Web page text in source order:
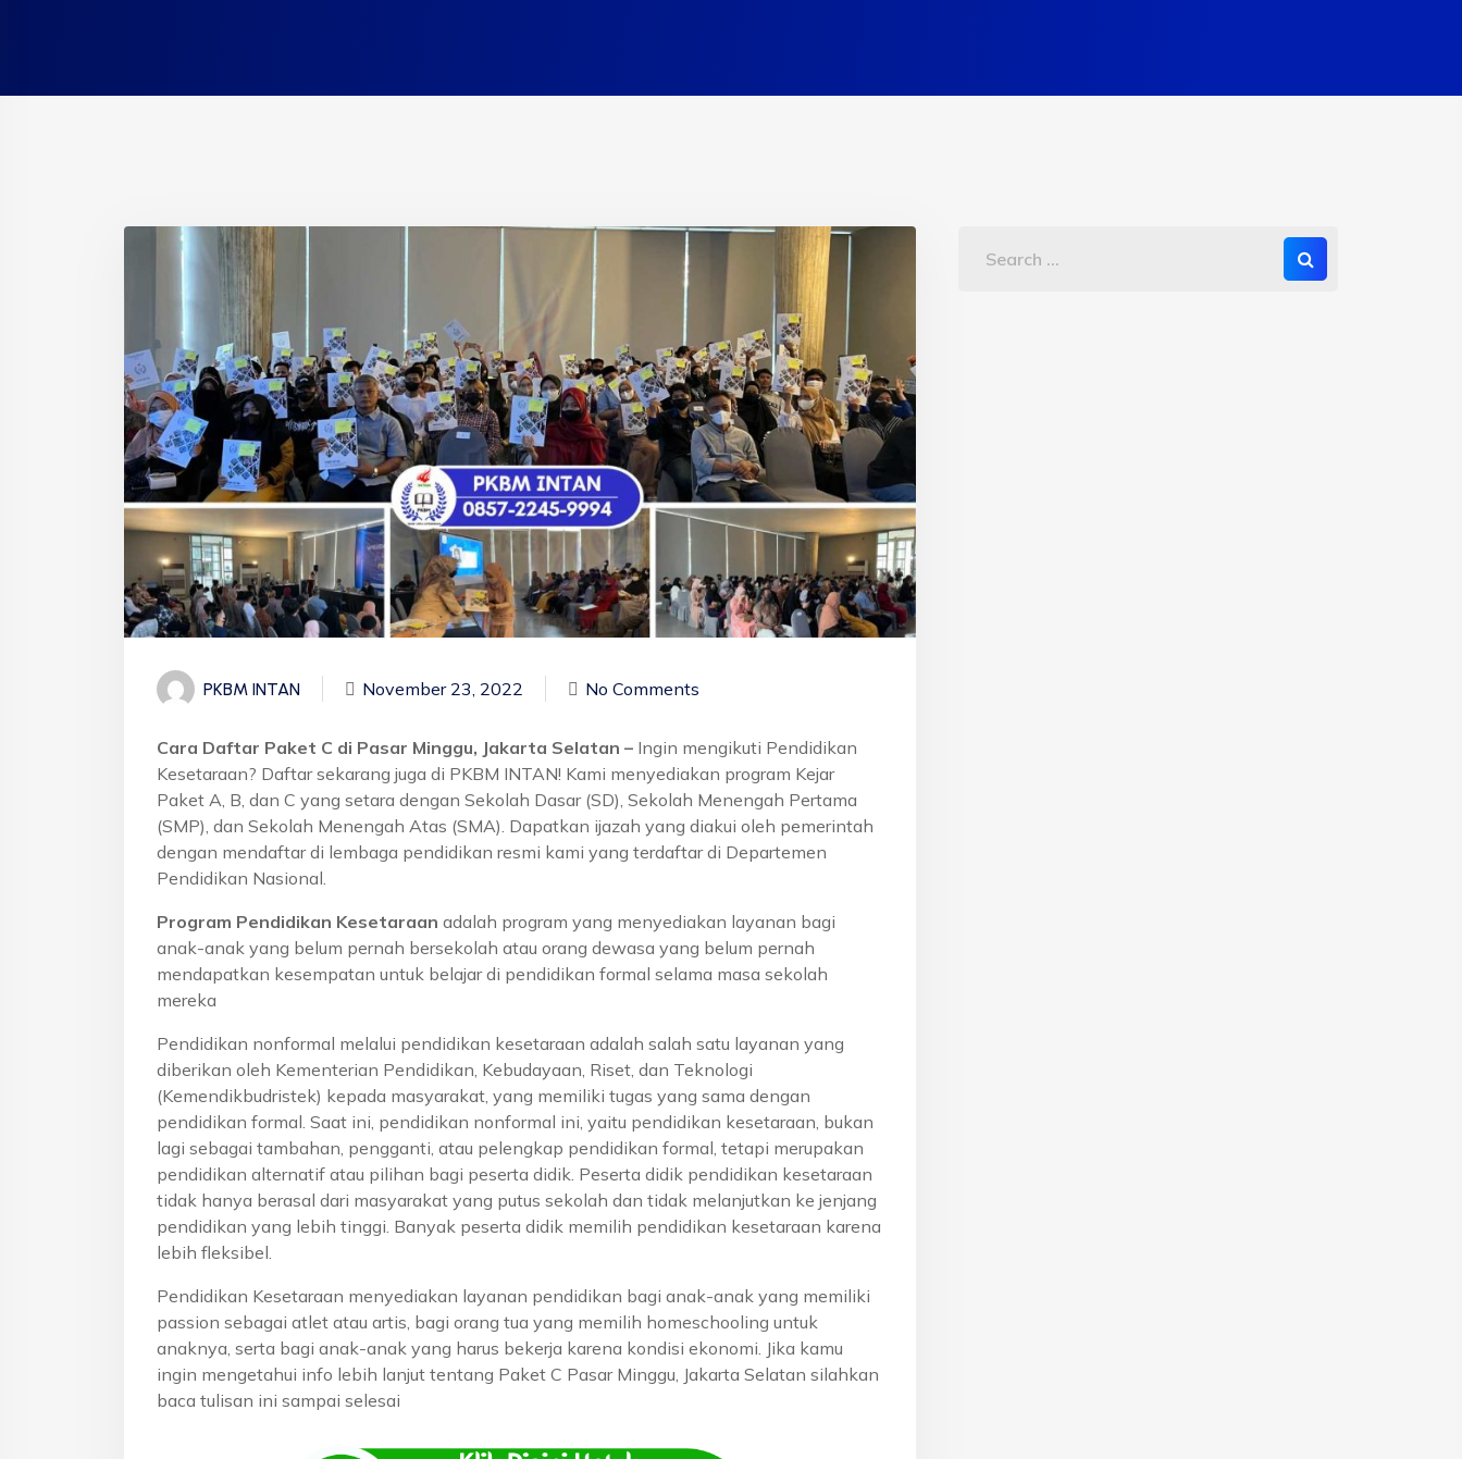
PKBM INTAN November 23, 2022 No Comments
Cara Daftar Paket C di Pasar Minggu, Jakarta Selatan – Ingin mengikuti Pendidikan
Kesetaraan? Daftar sekarang juga di PKBM INTAN! Kami menyediakan program Kejar
Paket A, B, dan C yang setara dengan Sekolah Dasar (SD), Sekolah Menengah Pertama
(SMP), dan Sekolah Menengah Atas (SMA). Dapatkan ijazah yang diakui oleh pemerintah
dengan mendaftar di lembaga pendidikan resmi kami yang terdaftar di Departemen
Pendidikan Nasional.
Program Pendidikan Kesetaraan adalah program yang menyediakan layanan bagi
anak-anak yang belum pernah bersekolah atau orang dewasa yang belum pernah
mendapatkan kesempatan untuk belajar di pendidikan formal selama masa sekolah
mereka
Pendidikan nonformal melalui pendidikan kesetaraan adalah salah satu layanan yang
diberikan oleh Kementerian Pendidikan, Kebudayaan, Riset, dan Teknologi
(Kemendikbudristek) kepada masyarakat, yang memiliki tugas yang sama dengan
pendidikan formal. Saat ini, pendidikan nonformal ini, yaitu pendidikan kesetaraan, bukan
lagi sebagai tambahan, pengganti, atau pelengkap pendidikan formal, tetapi merupakan
pendidikan alternatif atau pilihan bagi peserta didik. Peserta didik pendidikan kesetaraan
tidak hanya berasal dari masyarakat yang putus sekolah dan tidak melanjutkan ke jenjang
pendidikan yang lebih tinggi. Banyak peserta didik memilih pendidikan kesetaraan karena
lebih fleksibel.
Pendidikan Kesetaraan menyediakan layanan pendidikan bagi anak-anak yang memiliki
passion sebagai atlet atau artis, bagi orang tua yang memilih homeschooling untuk
anaknya, serta bagi anak-anak yang harus bekerja karena kondisi ekonomi. Jika kamu
ingin mengetahui info lebih lanjut tentang Paket C Pasar Minggu, Jakarta Selatan silahkan
baca tulisan ini sampai selesai